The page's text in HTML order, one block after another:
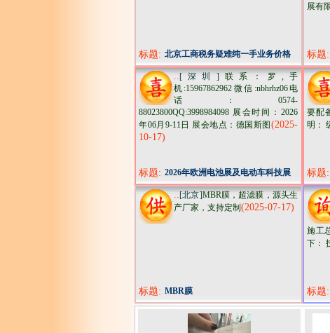
标题: 北京工商税务疑难纯一手业务价格
低速度快
展有
标题:
..[深圳] 联系：罗,手
机:15967862962微信:nbhrhz06电
话：0574-
88023800QQ:3998984098 展会时间：2026
年06月9-11日 展会地点：德国斯图 (2025-
10-17)
标题: 2026年欧洲电池展及电动车科技展
batteryshow
要配
明：
标题:
..[北京]MBR膜，超滤膜，源头生
产厂家，支持定制 (2025-07-17)
标题: MBR膜
施工
下：
标题: